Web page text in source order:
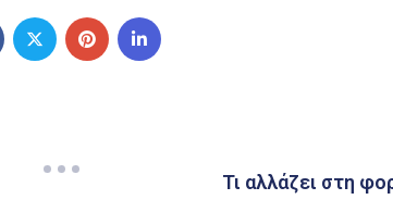
Τι αλλάζει στη